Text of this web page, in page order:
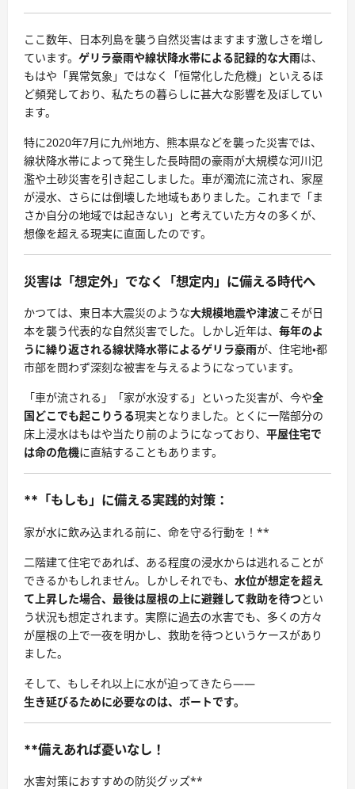
ここ数年、日本列島を襲う自然災害はますます激しさを増し
ています。 ゲリラ豪雨や線状降水帯による記録的な大雨は、
もはや「異常気象」ではなく「恒常化した危機」といえるほ
ど頻発しており、私たちの暮らしに甚大な影響を及ぼしてい
ます。
特に2020年7月に九州地方、熊本県などを襲った災害では、
線状降水帯によって発生した長時間の豪雨が大規模な河川氾
濫や土砂災害を引き起こしました。車が濁流に流され、家屋
が浸水、さらには倒壊した地域もありました。これまで「ま
さか自分の地域では起きない」と考えていた方々の多くが、
想像を超える現実に直面したのです。
災害は「想定外」でなく「想定内」に備える時代へ
かつては、東日本大震災のような大規模地震や津波こそが日
本を襲う代表的な自然災害でした。しかし近年は、 毎年のよ
うに繰り返される線状降水帯によるゲリラ豪雨が、住宅地・都
市部を問わず深刻な被害を与えるようになっています。
「車が流される」「家が水没する」といった災害が、今や全
国どこでも起こりうる現実となりました。とくに一階部分の
床上浸水はもはや当たり前のようになっており、 平屋住宅で
は命の危機に直結することもあります。
**「もしも」に備える実践的対策：
家が水に飲み込まれる前に、命を守る行動を！**
二階建て住宅であれば、ある程度の浸水からは逃れることが
できるかもしれません。しかしそれでも、 水位が想定を超え
て上昇した場合、最後は屋根の上に避難して救助を待つ とい
う状況も想定されます。実際に過去の水害でも、多くの方々
が屋根の上で一夜を明かし、救助を待つというケースがあり
ました。
そして、もしそれ以上に水が迫ってきたら――
生き延びるために必要なのは、ボートです。
**備えあれば憂いなし！
水害対策におすすめの防災グッズ**